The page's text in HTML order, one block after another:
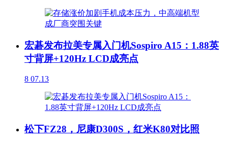
宏碁发布拉美专属入门机Sospiro A15：1.88英
寸背屏+120Hz LCD成亮点
8 07.13
松下FZ28，尼康D300S，红米K80对比照